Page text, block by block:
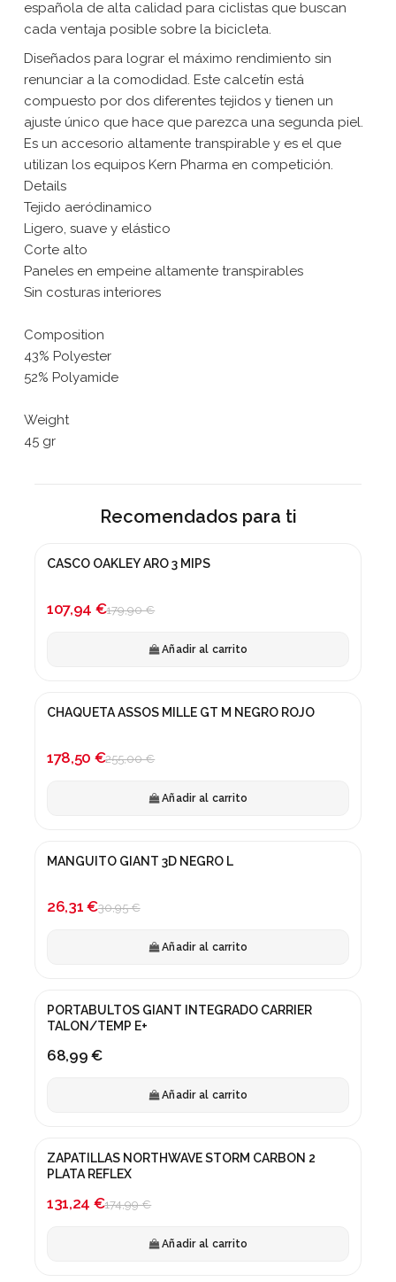
española de alta calidad para ciclistas que buscan
cada ventaja posible sobre la bicicleta.
Diseñados para lograr el máximo rendimiento sin
renunciar a la comodidad. Este calcetín está
compuesto por dos diferentes tejidos y tienen un
ajuste único que hace que parezca una segunda piel.
Es un accesorio altamente transpirable y es el que
utilizan los equipos Kern Pharma en competición.
Details
Tejido aeródinamico
Ligero, suave y elástico
Corte alto
Paneles en empeine altamente transpirables
Sin costuras interiores
Composition
43% Polyester
52% Polyamide
Weight
45 gr
Recomendados para ti
¡En oferta!
CASCO OAKLEY ARO 3 MIPS
107,94 €179,90 €
Añadir al carrito
¡En oferta!
CHAQUETA ASSOS MILLE GT M NEGRO ROJO
178,50 €255,00 €
Añadir al carrito
¡En oferta!
MANGUITO GIANT 3D NEGRO L
26,31 €30,95 €
Añadir al carrito
PORTABULTOS GIANT INTEGRADO CARRIER
TALON/TEMP E+
68,99 €
Añadir al carrito
¡En oferta!
ZAPATILLAS NORTHWAVE STORM CARBON 2
PLATA REFLEX
131,24 €174,99 €
Añadir al carrito